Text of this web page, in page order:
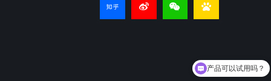
产品可以试用吗？